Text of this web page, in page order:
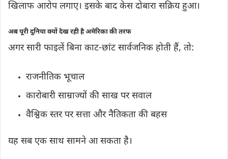
खिलाफ आरोप लगाए। इसके बाद केस दोबारा सक्रिय हुआ।
अब पूरी दुनिया क्यों देख रही है अमेरिका की तरफ
अगर सारी फाइलें बिना काट-छांट सार्वजनिक होती हैं, तो:
राजनीतिक भूचाल
कारोबारी साम्राज्यों की साख पर सवाल
वैश्विक स्तर पर सत्ता और नैतिकता की बहस
यह सब एक साथ सामने आ सकता है।